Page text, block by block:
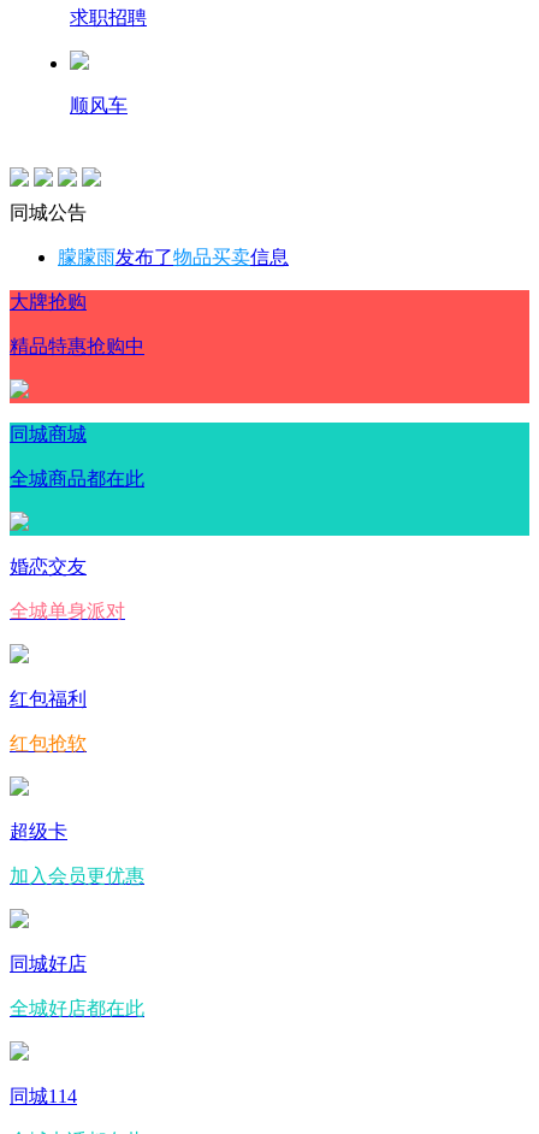
求职招聘
顺风车
同城公告
朦朦雨发布了物品买卖信息
大牌抢购
精品特惠抢购中
同城商城
全城商品都在此
婚恋交友
全城单身派对
红包福利
红包抢软
超级卡
加入会员更优惠
同城好店
全城好店都在此
同城114